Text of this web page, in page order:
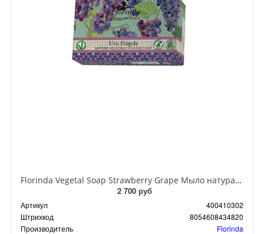
Florinda Vegetal Soap Strawberry Grape Мыло натуральное на основе растительных масел Земляничный виноград 200 гр
2 700 руб
Артикул
400410302
Штрихкод
8054608434820
Производитель
Florinda